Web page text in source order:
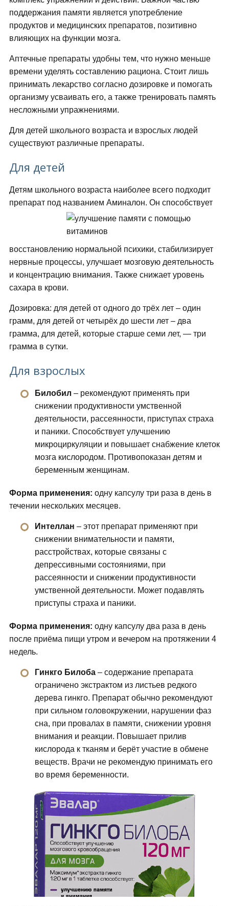
поддержания памяти является употребление
продуктов и медицинских препаратов, позитивно
влияющих на функции мозга.
Аптечные препараты удобны тем, что нужно меньше
времени уделять составлению рациона. Стоит лишь
принимать лекарство согласно дозировке и помогать
организму усваивать его, а также тренировать память
несложными упражнениями.
Для детей школьного возраста и взрослых людей
существуют различные препараты.
Для детей
Детям школьного возраста наиболее всего подходит
препарат под названием Аминалон. Он способствует
восстановлению нормальной психики, стабилизирует
нервные процессы, улучшает мозговую деятельность
и концентрацию внимания. Также снижает уровень
сахара в крови.
Дозировка: для детей от одного до трёх лет – один
грамм, для детей от четырёх до шести лет – два
грамма, для детей, которые старше семи лет, — три
грамма в сутки.
Для взрослых
Билобил – рекомендуют применять при
снижении продуктивности умственной
деятельности, рассеянности, приступах страха
и паники. Способствует улучшению
микроциркуляции и повышает снабжение клеток
мозга кислородом. Противопоказан детям и
беременным женщинам.
Форма применения: одну капсулу три раза в день в
течении нескольких месяцев.
Интеллан – этот препарат применяют при
снижении внимательности и памяти,
расстройствах, которые связаны с
депрессивными состояниями, при
рассеянности и снижении продуктивности
умственной деятельности. Может подавлять
приступы страха и паники.
Форма применения: одну капсулу два раза в день
после приёма пищи утром и вечером на протяжении 4
недель.
Гинкго Билоба– содержание препарата
ограничено экстрактом из листьев редкого
дерева гинкго. Препарат обычно рекомендуют
при сильном головокружении, нарушении фаз
сна, при провалах в памяти, снижении уровня
внимания и реакции. Повышает прилив
кислорода к тканям и берёт участие в обмене
веществ. Врачи не рекомендую принимать его
во время беременности.